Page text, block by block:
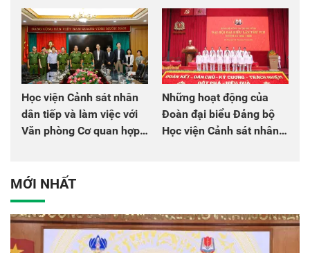
Học viện Cảnh sát nhân
dân tiếp và làm việc với
Văn phòng Cơ quan hợp
Những hoạt động của
Đoàn đại biểu Đảng bộ
Học viện Cảnh sát nhân
MỚI NHẤT